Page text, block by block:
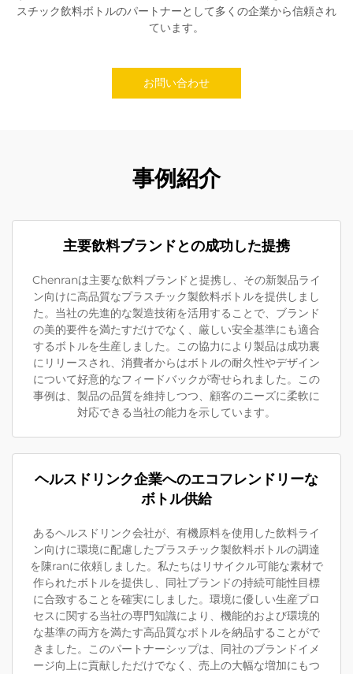
スチック飲料ボトルのパートナーとして多くの企業から信頼され
ています。
お問い合わせ
事例紹介
主要飲料ブランドとの成功した提携
Chenranは主要な飲料ブランドと提携し、その新製品ライ
ン向けに高品質なプラスチック製飲料ボトルを提供しまし
た。当社の先進的な製造技術を活用することで、ブランド
の美的要件を満たすだけでなく、厳しい安全基準にも適合
するボトルを生産しました。この協力により製品は成功裏
にリリースされ、消費者からはボトルの耐久性やデザイン
について好意的なフィードバックが寄せられました。この
事例は、製品の品質を維持しつつ、顧客のニーズに柔軟に
対応できる当社の能力を示しています。
ヘルスドリンク企業へのエコフレンドリーな
ボトル供給
あるヘルスドリンク会社が、有機原料を使用した飲料ライ
ン向けに環境に配慮したプラスチック製飲料ボトルの調達
を陳ranに依頼しました。私たちはリサイクル可能な素材で
作られたボトルを提供し、同社ブランドの持続可能性目標
に合致することを確実にしました。環境に優しい生産プロ
セスに関する当社の専門知識により、機能的および環境的
な基準の両方を満たす高品質なボトルを納品することがで
きました。このパートナーシップは、同社のブランドイメ
ージ向上に貢献しただけでなく、売上の大幅な増加にもつ